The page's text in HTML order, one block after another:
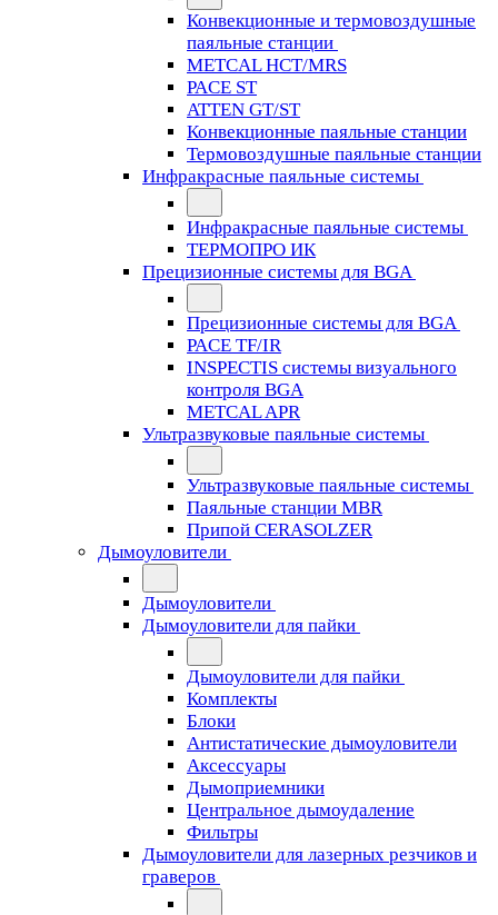
Конвекционные и термовоздушные
паяльные станции
METCAL HCT/MRS
PACE ST
ATTEN GT/ST
Конвекционные паяльные станции
Термовоздушные паяльные станции
Инфракрасные паяльные системы
Инфракрасные паяльные системы
ТЕРМОПРО ИК
Прецизионные системы для BGA
Прецизионные системы для BGA
PACE TF/IR
INSPECTIS системы визуального
контроля BGA
METCAL APR
Ультразвуковые паяльные системы
Ультразвуковые паяльные системы
Паяльные станции MBR
Припой CERASOLZER
Дымоуловители
Дымоуловители
Дымоуловители для пайки
Дымоуловители для пайки
Комплекты
Блоки
Антистатические дымоуловители
Аксессуары
Дымоприемники
Центральное дымоудаление
Фильтры
Дымоуловители для лазерных резчиков и
граверов